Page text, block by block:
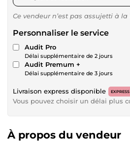
Ce vendeur n’est pas assujetti à la
Personnaliser le service
Audit Pro
Délai supplémentaire de 2 jours
Audit Premum +
Délai supplémentaire de 3 jours
Livraison express disponible EXPRESS
Vous pouvez choisir un délai plus
À propos du vendeur